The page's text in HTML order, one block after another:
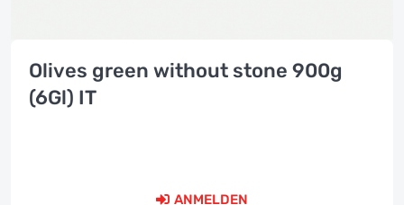
Olives green without stone 900g
(6Gl) IT
ANMELDEN